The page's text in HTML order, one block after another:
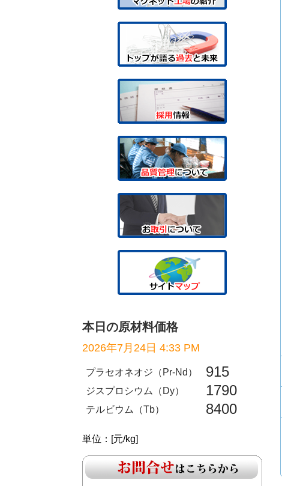
本日の原材料価格
2026年7月24日 4:33 PM
プラセオネオジ（Pr-Nd） 915
ジスプロシウム（Dy） 1790
テルビウム（Tb） 8400
単位：[元/kg]